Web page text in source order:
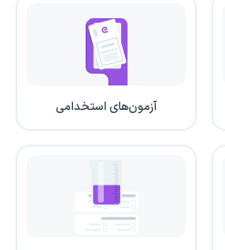
آزمون‌های استخدامی